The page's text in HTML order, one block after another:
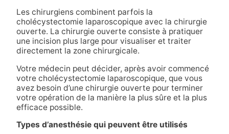
Les chirurgiens combinent parfois la
cholécystectomie laparoscopique avec la chirurgie
ouverte. La chirurgie ouverte consiste à pratiquer
une incision plus large pour visualiser et traiter
directement la zone chirurgicale.
Votre médecin peut décider, après avoir commencé
votre cholécystectomie laparoscopique, que vous
avez besoin d’une chirurgie ouverte pour terminer
votre opération de la manière la plus sûre et la plus
efficace possible.
Types d’anesthésie qui peuvent être utilisés